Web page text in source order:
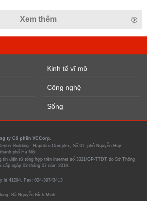
Xem thêm
Kinh tế vĩ mô
Công nghệ
Sống
ty Cổ phần VCCorp.
Building - Hapulico Complex, Số 01, phố Nguyễn Huy
phố Hà Nội
tin điện tử tổng hợp trên internet số 3321/GP-TTĐT do Sở Thông
cấp ngày 03 tháng 07 năm 2019.
lẻ 41294. Fax: 024-39743413
Bà Nguyễn Bích Minh